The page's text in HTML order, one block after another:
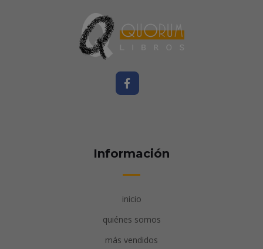
Información
inicio
quiénes somos
más vendidos